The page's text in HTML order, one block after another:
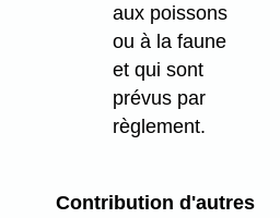
aux poissons
ou à la faune
et qui sont
prévus par
règlement.
Contribution d'autres